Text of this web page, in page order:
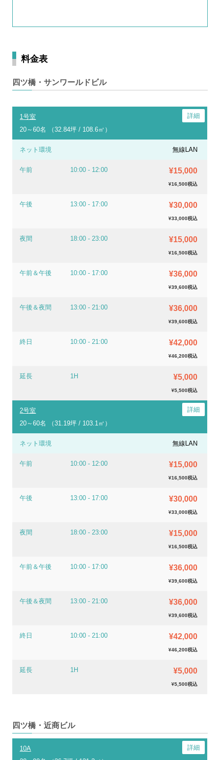
料金表
四ツ橋・サンワールドビル
1号室
20～60名 （32.84坪 / 108.6㎡）
ネット環境 無線LAN
午前 10:00 - 12:00 ¥15,000
¥16,500税込
午後 13:00 - 17:00 ¥30,000
¥33,000税込
夜間 18:00 - 23:00 ¥15,000
¥16,500税込
午前＆午後 10:00 - 17:00 ¥36,000
¥39,600税込
午後＆夜間 13:00 - 21:00 ¥36,000
¥39,600税込
終日 10:00 - 21:00 ¥42,000
¥46,200税込
延長 1H ¥5,000
¥5,500税込
2号室
20～60名 （31.19坪 / 103.1㎡）
ネット環境 無線LAN
午前 10:00 - 12:00 ¥15,000
¥16,500税込
午後 13:00 - 17:00 ¥30,000
¥33,000税込
夜間 18:00 - 23:00 ¥15,000
¥16,500税込
午前＆午後 10:00 - 17:00 ¥36,000
¥39,600税込
午後＆夜間 13:00 - 21:00 ¥36,000
¥39,600税込
終日 10:00 - 21:00 ¥42,000
¥46,200税込
延長 1H ¥5,000
¥5,500税込
四ツ橋・近商ビル
10A